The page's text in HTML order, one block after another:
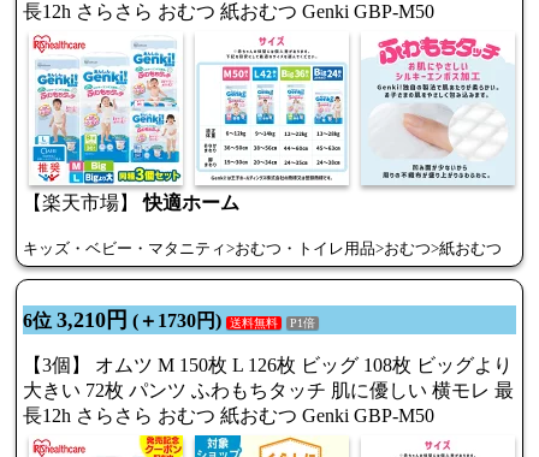
長12h さらさら おむつ 紙おむつ Genki GBP-M50
【楽天市場】快適ホーム
キッズ・ベビー・マタニティ>おむつ・トイレ用品>おむつ>紙おむつ
6位 3,210円 (＋1730円) 送料無料 P1倍
【3個】 オムツ M 150枚 L 126枚 ビッグ 108枚 ビッグより
大きい 72枚 パンツ ふわもちタッチ 肌に優しい 横モレ 最
長12h さらさら おむつ 紙おむつ Genki GBP-M50